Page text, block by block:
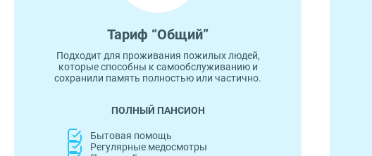
Тариф “Общий”
Подходит для проживания пожилых людей,
которые способны к самообслуживанию и
сохранили память полностью или частично.
ПОЛНЫЙ ПАНСИОН
Бытовая помощь
Регулярные медосмотры